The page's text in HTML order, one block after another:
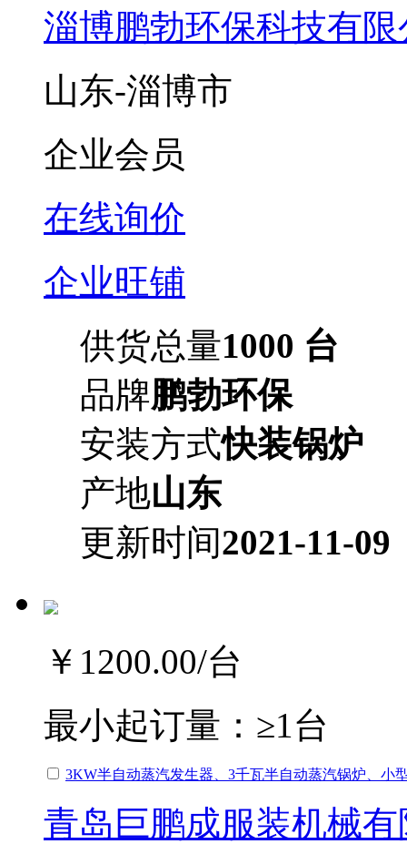
淄博鹏勃环保科技有限
山东-淄博市
企业会员
在线询价
企业旺铺
供货总量1000 台
品牌鹏勃环保
安装方式快装锅炉
产地山东
更新时间2021-11-09
￥1200.00/台
最小起订量： ≥1台
3KW半自动蒸汽发生器、3千瓦半自动蒸汽锅炉、小
青岛巨鹏成服装机械